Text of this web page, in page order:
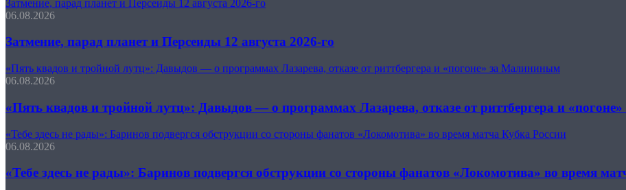
Затмение, парад планет и Персеиды 12 августа 2026-го
06.08.2026
Затмение, парад планет и Персеиды 12 августа 2026-го
«Пять квадов и тройной лутц»: Давыдов — о программах Лазарева, отказе от риттбергера и «погоне» за Малининым
06.08.2026
«Пять квадов и тройной лутц»: Давыдов — о программах Лазарева, отказе от риттбергера и
«Тебе здесь не рады»: Баринов подвергся обструкции со стороны фанатов «Локомотива» во время матча Кубка России
06.08.2026
«Тебе здесь не рады»: Баринов подвергся обструкции со стороны фанатов «Локомотива» во время